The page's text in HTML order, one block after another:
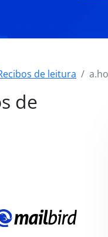
de leitura
de